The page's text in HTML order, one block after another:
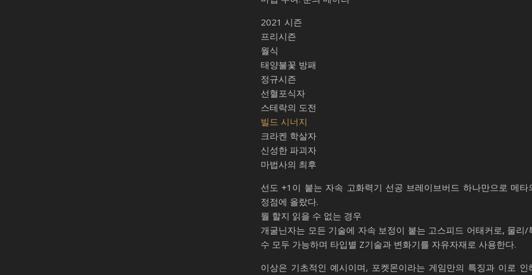
2021 시즌
프리시즌
월식
태양불꽃 방패
정규시즌
선혈포식자
스테락의 도전
빌드 시너지
크라켄 학살자
신성한 파괴자
마법사의 최후
선도 +1이 붙는 자속 고화력기 선공 브레이브버드 하나만으로 메타
정점에 올랐다.
뭘 할지 읽을 수 없는 경우
개굴닌자는 모든 기술에 자속 보정이 붙는 고스피드 어태커로, 물리/
수 모두 가능하며 타입별 Z기술과 변화기를 자유자재로 사용한다.
이상은 기초적인 예시이며, 포켓몬이라는 게임만의 특징과 이로 인